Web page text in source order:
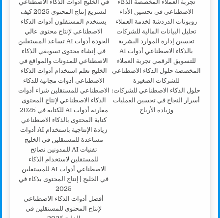
حلول الذكاء الاصطناعي للشركات:
أسرار النجاح في تحسين العمليات
وزيادة الأرباح
أفضل أدوات الذكاء الاصطناعي
لإنتاج المحتوى للمستقلين في